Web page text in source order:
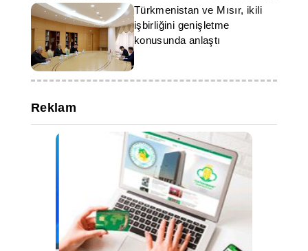
Türkmenistan ve Mısır, ikili
işbirliğini genişletme
konusunda anlaştı
Reklam